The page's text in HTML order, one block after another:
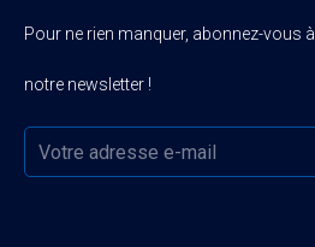
Pour ne rien manquer, abonnez-vous à
notre newsletter !